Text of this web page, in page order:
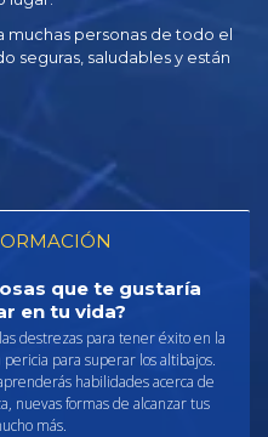
muchas personas de todo el
seguras, saludables y están
que te gustaría
en tu vida?
destrezas para tener éxito en la
pericia para superar los altibajos.
habilidades acerca de
nuevas formas de alcanzar tus
más.